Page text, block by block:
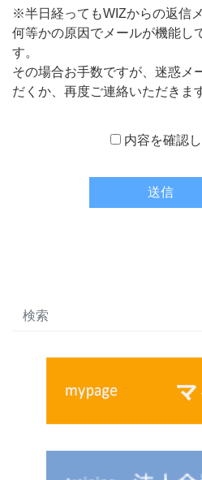
※半日経ってもWIZからの返信
何等かの原因でメールが機能し
す。
その場合お手数ですが、迷惑メ
だくか、再度ご連絡いただきま
内容を確認